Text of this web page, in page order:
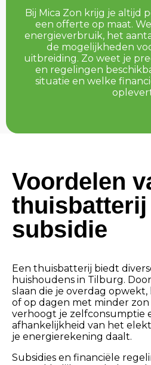
Bij Mica Zon krijg je altijd
een offerte op maat.
energieverbruik, het
de mogelijkheden
uitbreiding. Zo weet je
en regelingen
situatie en welke
Voordelen
subsidie
Een thuisbatterij biedt
huishoudens in Tilburg.
slaan die je overdag opwekt,
of op dagen met minder
verhoogt je zelfconsumptie
afhankelijkheid van het
je energierekening daalt.
Subsidies en financiële